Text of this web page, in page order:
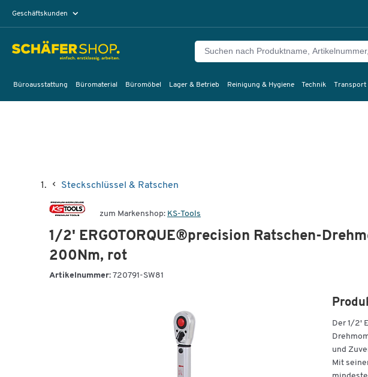
Geschäftskunden
Büroausstattung Büromaterial Büromöbel Lager & Betrieb Reinigung & Hygiene Technik Transport
Steckschlüssel & Ratschen
zum Markenshop: KS-Tools
1/2' ERGOTORQUE®precision Ratschen-
200Nm, rot
Artikelnummer: 720791-SW81
Der 1/2'
und
Mit